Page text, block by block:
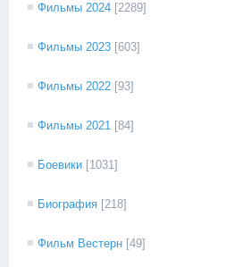
Фильмы 2024 [2289]
Фильмы 2023 [603]
Фильмы 2022 [93]
Фильмы 2021 [84]
Боевики [1031]
Биография [218]
Фильм Вестерн [49]